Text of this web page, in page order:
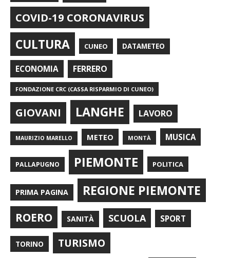
COVID-19 CORONAVIRUS
CULTURA CUNEO DATAMETEO
ECONOMIA FERRERO
FONDAZIONE CRC (CASSA RISPARMIO DI CUNEO)
GIOVANI LANGHE LAVORO
MAURIZIO MARELLO METEO MONTÀ MUSICA
PALLAPUGNO PIEMONTE POLITICA
PRIMA PAGINA REGIONE PIEMONTE
ROERO SANITÀ SCUOLA SPORT
TORINO TURISMO